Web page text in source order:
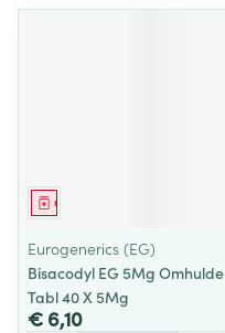
Geneesmiddel
Eurogenerics (EG)
Bisacodyl EG 5Mg Omhulde
Tabl 40 X 5Mg
€ 6,10